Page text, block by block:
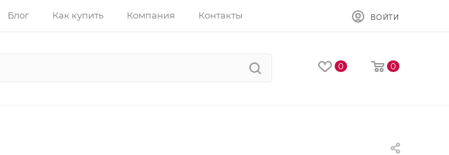
Блог Как купить Компания Контакты ВОЙТИ
0 0